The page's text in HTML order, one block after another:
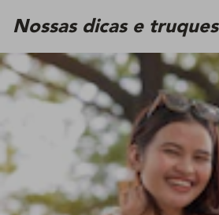
Nossas dicas e truques